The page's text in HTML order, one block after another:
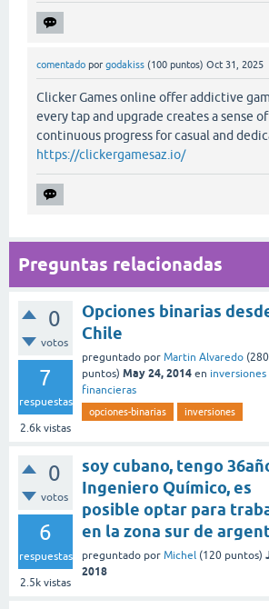
comentado por godakiss (100 puntos) Oct 31, 2025
Clicker Games online offer addictive
every tap and upgrade creates a sense
continuous progress for casual and
https://clickergamesaz.io/
Preguntas relacionadas
0
votos
7
respuestas
2.6k vistas
Opciones binarias
Chile
preguntado por Martin Alvaredo (280
puntos) May 24, 2014 en inversiones
financieras
opciones-binarias inversiones
0
votos
6
respuestas
2.5k vistas
soy cubano, tengo
Ingeniero Químico, es
posible optar para
en la zona sur de
preguntado por Michel (120 puntos)
2018